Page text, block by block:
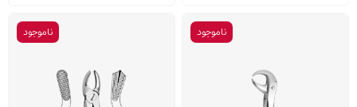
ناموجود ناموجود